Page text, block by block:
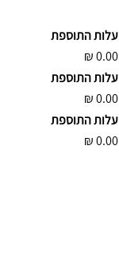
עלות התוספת
0.00
₪
עלות התוספת
0.00
₪
עלות התוספת
0.00
₪